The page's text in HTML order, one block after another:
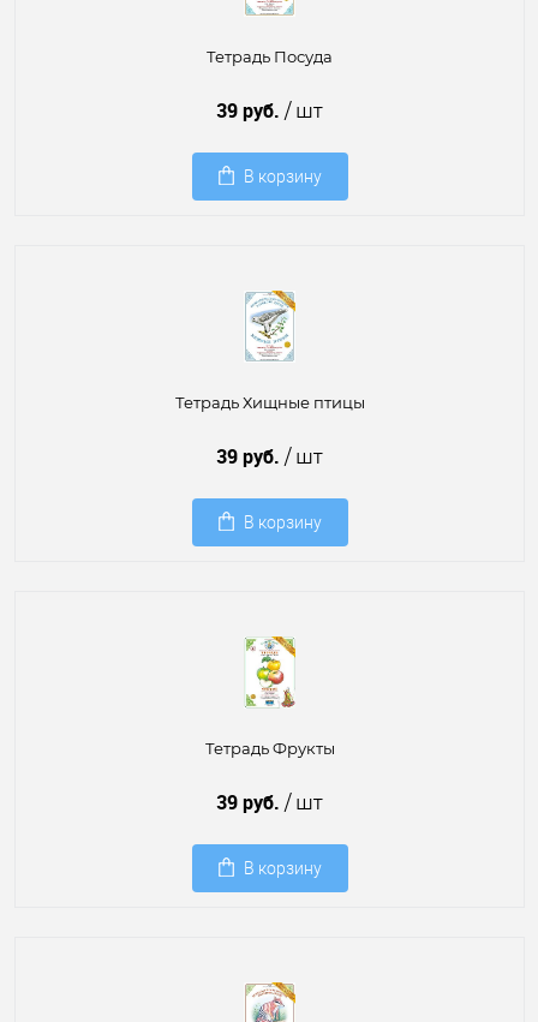
Тетрадь Посуда
39 руб. / шт
В корзину
Тетрадь Хищные птицы
39 руб. / шт
В корзину
Тетрадь Фрукты
39 руб. / шт
В корзину